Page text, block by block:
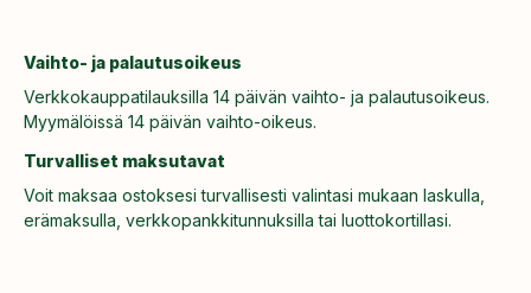
Vaihto- ja palautusoikeus
Verkkokauppatilauksilla 14 päivän vaihto- ja palautusoikeus.
Myymälöissä 14 päivän vaihto-oikeus.
Turvalliset maksutavat
Voit maksaa ostoksesi turvallisesti valintasi mukaan laskulla,
erämaksulla, verkkopankkitunnuksilla tai luottokortillasi.